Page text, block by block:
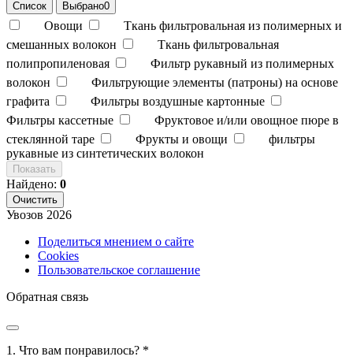
Список Выбрано0
Овощи
Ткань фильтровальная из полимерных и
смешанных волокон
Ткань фильтровальная
полипропиленовая
Фильтр рукавный из полимерных
волокон
Фильтрующие элементы (патроны) на основе
графита
Фильтры воздушные картонные
Фильтры кассетные
Фруктовое и/или овощное пюре в
стеклянной таре
Фрукты и овощи
фильтры
рукавные из синтетических волокон
Показать
Найдено: 0
Очистить
Увозов 2026
Поделиться мнением о сайте
Cookies
Пользовательское соглашение
Обратная связь
1. Что вам понравилось? *